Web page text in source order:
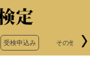
受検申込み その他申込